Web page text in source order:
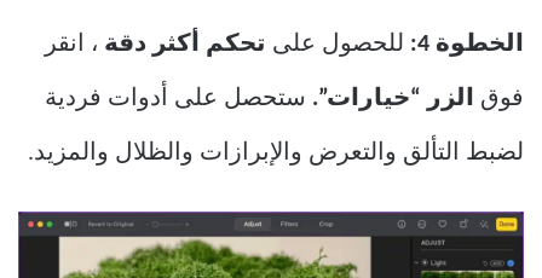
الخطوة 4: للحصول على تحكم أكثر دقة ، انقر
فوق الزر “خيارات”. ستحصل على أدوات فردية
لضبط التألق والتعرض والإبرازات والظلال والمزيد.